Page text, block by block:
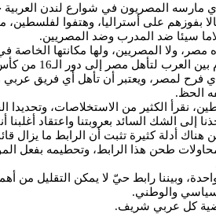
مارسه المصريون في شوارع لندن العربية
بفوزهم على أستراليا، وهتفوا لفلسطين،
سيئا ضد المدرب وضد المصريين.
مصر، ولا المصريين، ولها مكانتها
فرح لمصر، ويعتبر أن تأهل أي فريق
الحظ.
نقرأ الكثير من الاستخلاصات، وتحديدا
إلى الشك السائد بعروبتنا واعتقاد أغلبنا
هناك أدلة كثيرة تثبت أن الرابط ما يزال
طحن هذا الرابط، وتحطيمه بفعل
وبيننا رابط حيّ لا يمكن التقليل من
والوطني.
كل عربي شريف.